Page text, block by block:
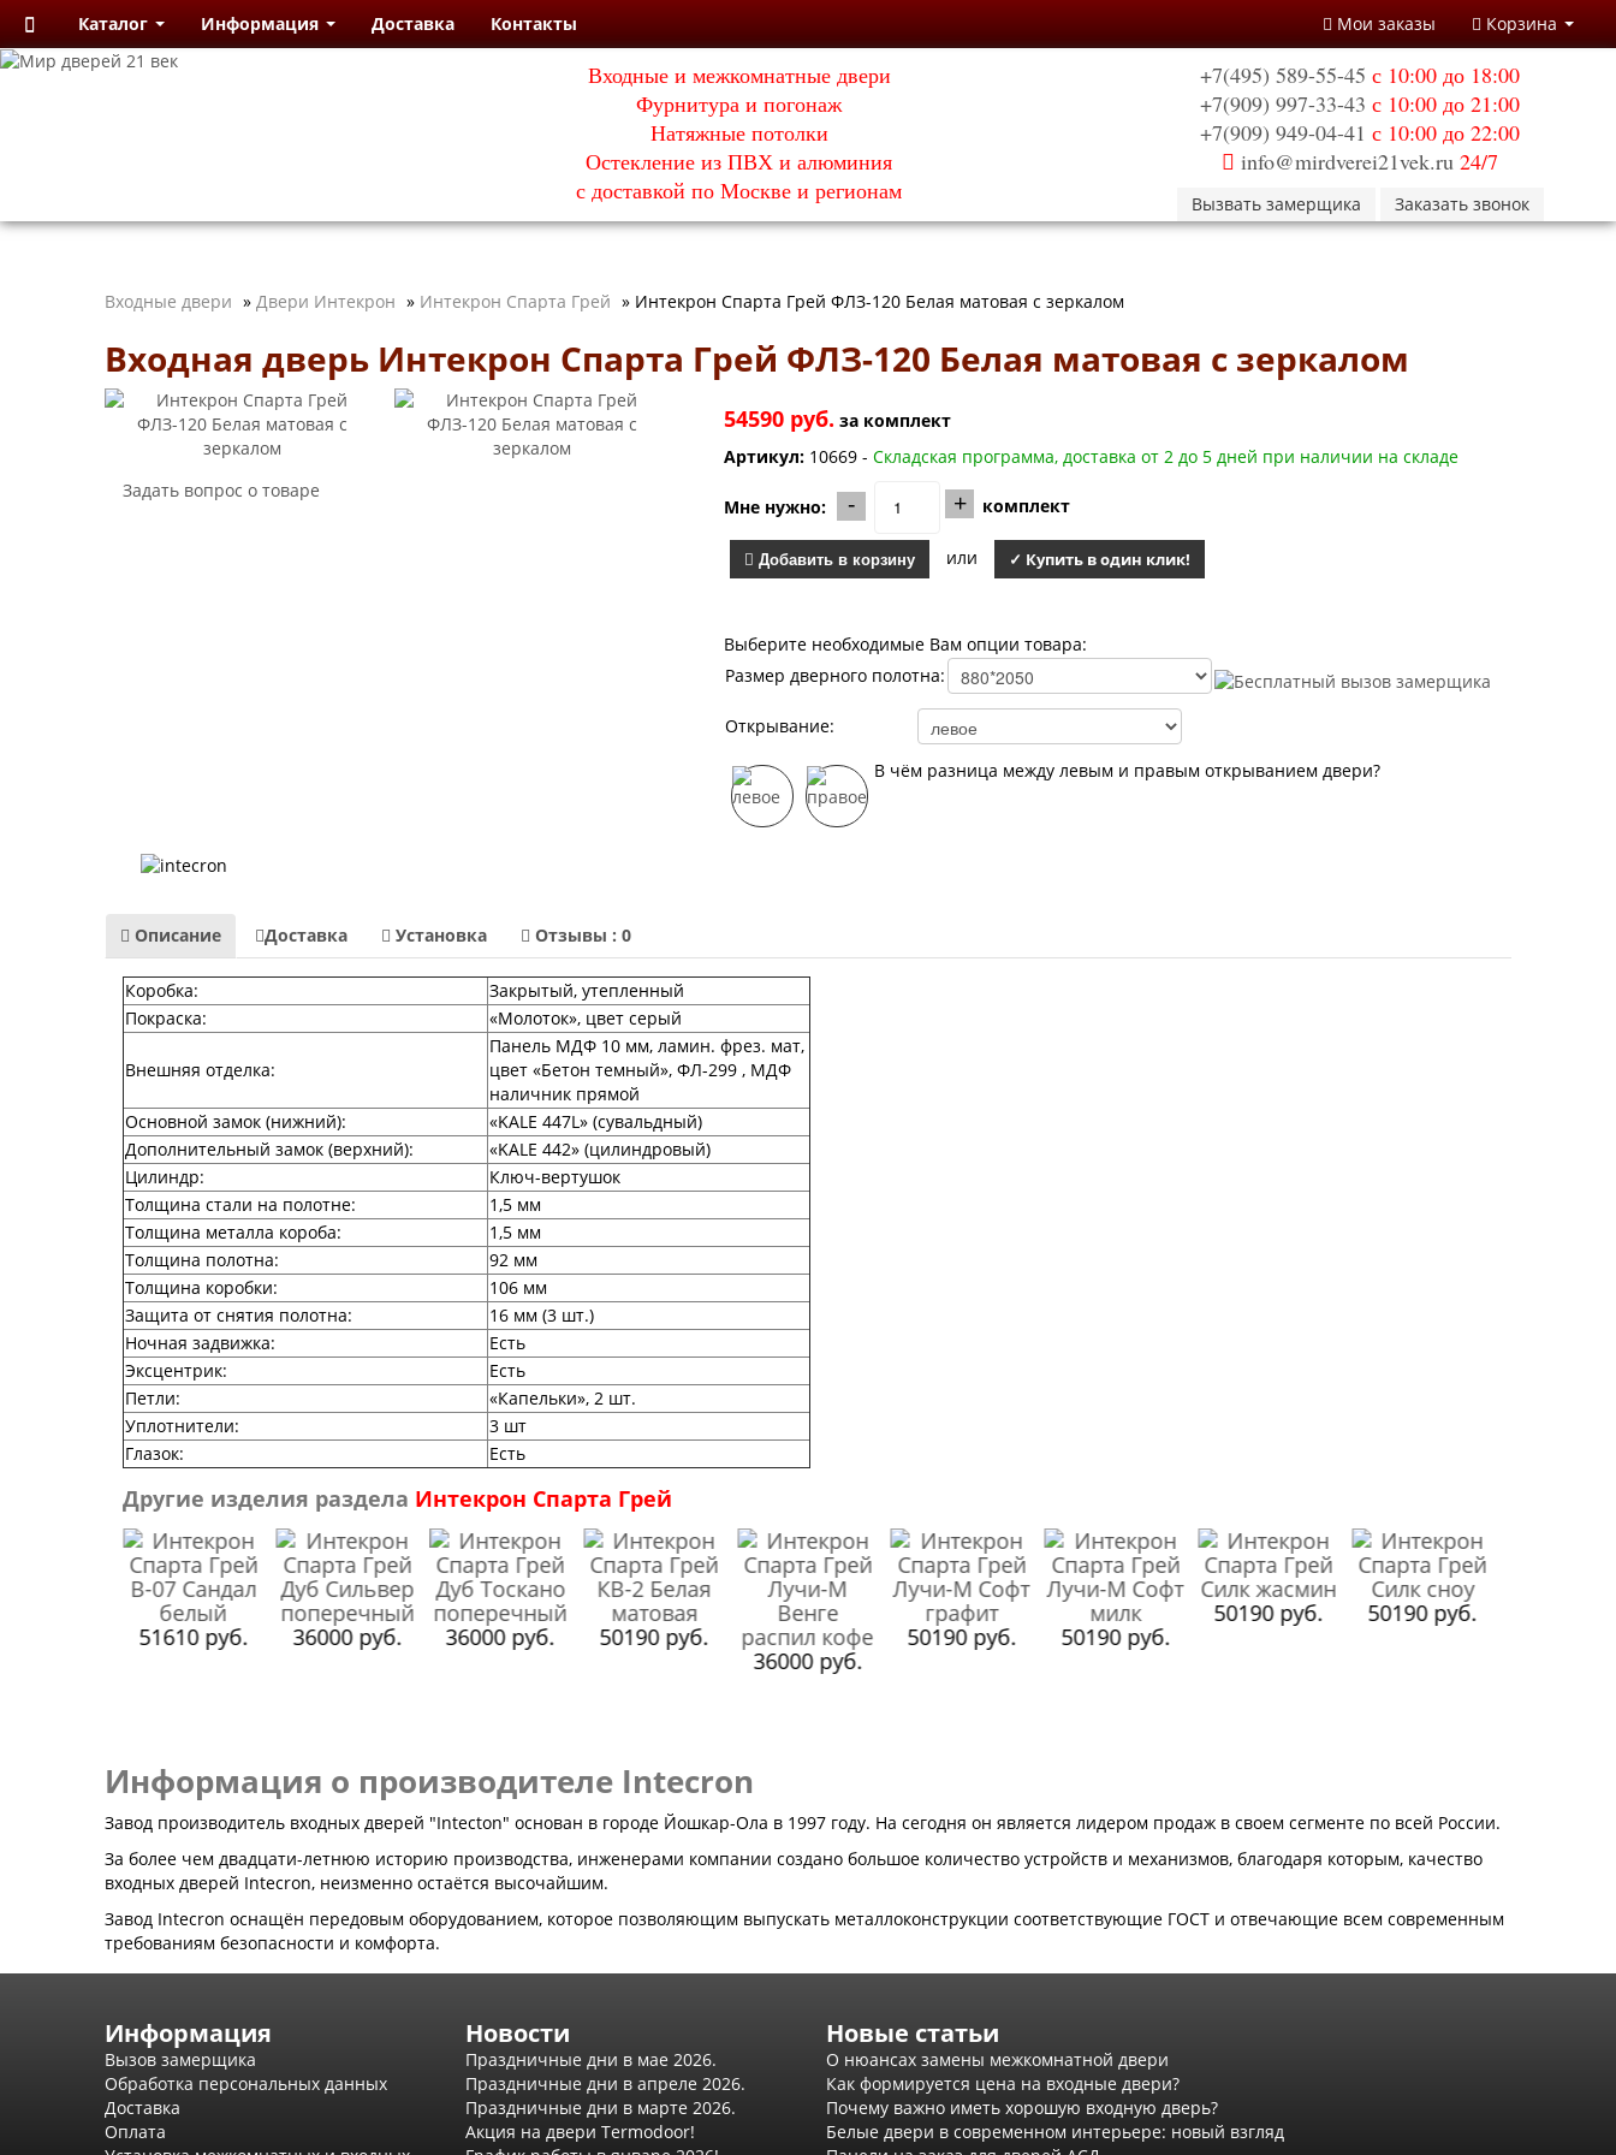
Мои заказы Корзина
Каталог Информация Доставка Контакты
Входные и межкомнатные двери
Фурнитура и погонаж
Натяжные потолки
Остекление из ПВХ и алюминия
с доставкой по Москве и регионам
+7(495) 589-55-45 с 10:00 до 18:00
+7(909) 997-33-43 с 10:00 до 21:00
+7(909) 949-04-41 с 10:00 до 22:00
info@mirdverei21vek.ru 24/7
Вызвать замерщика Заказать звонок
Входные двери » Двери Интекрон » Интекрон Спарта Грей » Интекрон Спарта Грей ФЛЗ-120 Белая матовая с зеркалом
Входная дверь Интекрон Спарта Грей ФЛЗ-120 Белая матовая с зеркалом
Задать вопрос о товаре
54590 руб. за комплект
Артикул: 10669 - Складская программа, доставка от 2 до 5 дней при наличии на складе
Мне нужно: - + комплект
Добавить в корзину или ✓ Купить в один клик!
Выберите необходимые Вам опции товара:
Размер дверного полотна:
Открывание:
В чём разница между левым и правым открыванием двери?
Описание Доставка Установка Отзывы : 0
Коробка:
Закрытый, утепленный
Покраска:
«Молоток», цвет серый
Внешняя отделка:
Панель МДФ 10 мм, ламин. фрез. мат,
цвет «Бетон темный», ФЛ-299 , МДФ
наличник прямой
Основной замок (нижний):
«KALE 447L» (сувальдный)
Дополнительный замок (верхний):
«KALE 442» (цилиндровый)
Цилиндр:
Ключ-вертушок
Толщина стали на полотне:
1,5 мм
Толщина металла короба:
1,5 мм
Толщина полотна:
92 мм
Толщина коробки:
106 мм
Защита от снятия полотна:
16 мм (3 шт.)
Ночная задвижка:
Есть
Эксцентрик:
Есть
Петли:
«Капельки», 2 шт.
Уплотнители:
3 шт
Глазок:
Есть
Другие изделия раздела Интекрон Спарта Грей
51610 руб. 36000 руб. 36000 руб.
50190 руб.
36000 руб.
50190 руб. 50190 руб.
50190 руб.
50190 руб.
Информация о производителе Intecron
Завод производитель входных дверей "Intecton" основан в городе Йошкар-Ола в 1997 году. На сегодня он является лидером продаж в своем сегменте по всей России.
За более чем двадцати-летнюю историю производства, инженерами компании создано большое количество устройств и механизмов, благодаря которым, качество
входных дверей Intecron, неизменно остаётся высочайшим.
Завод Intecron оснащён передовым оборудованием, которое позволяющим выпускать металлоконструкции соответствующие ГОСТ и отвечающие всем современным
требованиям безопасности и комфорта.
Информация
Вызов замерщика
Обработка персональных данных
Доставка
Оплата
Новости
Праздничные дни в мае 2026.
Праздничные дни в апреле 2026.
Праздничные дни в марте 2026.
Акция на двери Termodoor!
Новые статьи
О нюансах замены межкомнатной двери
Как формируется цена на входные двери?
Почему важно иметь хорошую входную дверь?
Белые двери в современном интерьере: новый взгляд